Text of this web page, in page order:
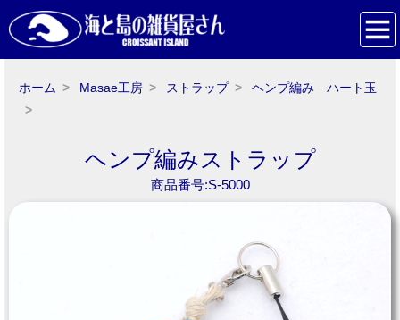
ホーム Masae工房 ストラップ ヘンプ編み ハート玉
ヘンプ編みストラップ
商品番号:S-5000